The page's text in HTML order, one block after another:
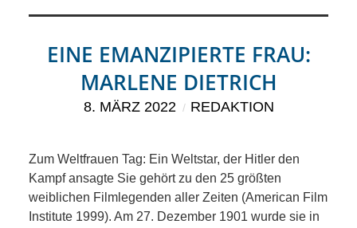
RUBRIKEN
MEINUNG
AUS DEM
EINE EMANZIPIERTE FRAU:
MARLENE DIETRICH
8. MÄRZ 2022 REDAKTION
Zum Weltfrauen Tag: Ein Weltstar, der Hitler den
Kampf ansagte Sie gehört zu den 25 größten
weiblichen Filmlegenden aller Zeiten (American Film
Institute 1999). Am 27. Dezember 1901 wurde sie in